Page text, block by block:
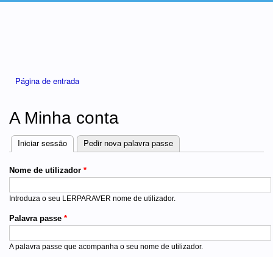
Página de entrada
A Minha conta
Separadores
Iniciar sessão (separador ativo)
Pedir nova palavra passe
Nome de utilizador *
Introduza o seu LERPARAVER nome de utilizador.
Palavra passe *
A palavra passe que acompanha o seu nome de utilizador.